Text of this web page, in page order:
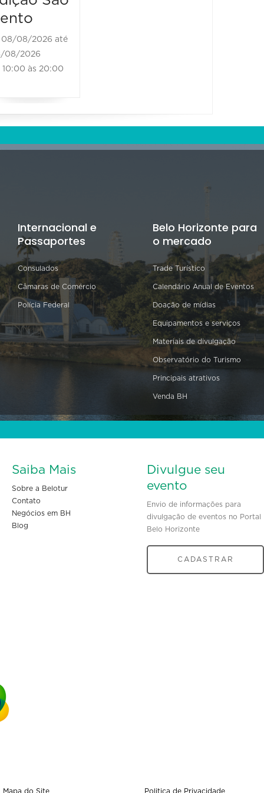
08/08/2026 até
08/2026
às 20:00
Internacional e
Passaportes
Consulados
Câmaras de Comércio
Polícia Federal
Belo Horizonte para
o mercado
Trade Turístico
Calendário Anual de Eventos
Doação de mídias
Equipamentos e serviços
Materiais de divulgação
Observatório do Turismo
Principais atrativos
Venda BH
Saiba Mais
Sobre a Belotur
Contato
Negócios em BH
Blog
Divulgue seu
evento
Envio de informações para
divulgação de eventos no Portal
Belo Horizonte
CADASTRAR
Mapa do Site Politica de Privacidade